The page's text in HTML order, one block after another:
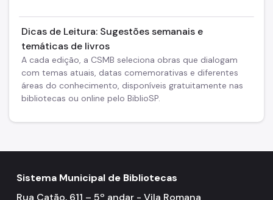
Dicas de Leitura: Sugestões semanais e
temáticas de livros
A cada edição, a CSMB seleciona obras que dialogam
com temas atuais, datas comemorativas e diferentes
áreas do conhecimento, disponíveis gratuitamente nas
bibliotecas ou online pelo BiblioSP.
Sistema Municipal de Bibliotecas
Rua Catão, 611 – 5º andar - Vila Romana